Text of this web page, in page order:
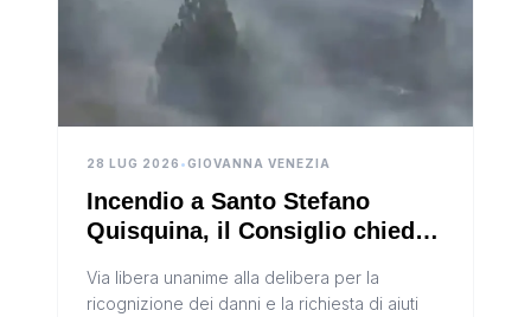
28 LUG 2026 •GIOVANNA VENEZIA
Incendio a Santo Stefano
Quisquina, il Consiglio chiede
Via libera unanime alla delibera per la
ricognizione dei danni e la richiesta di aiuti